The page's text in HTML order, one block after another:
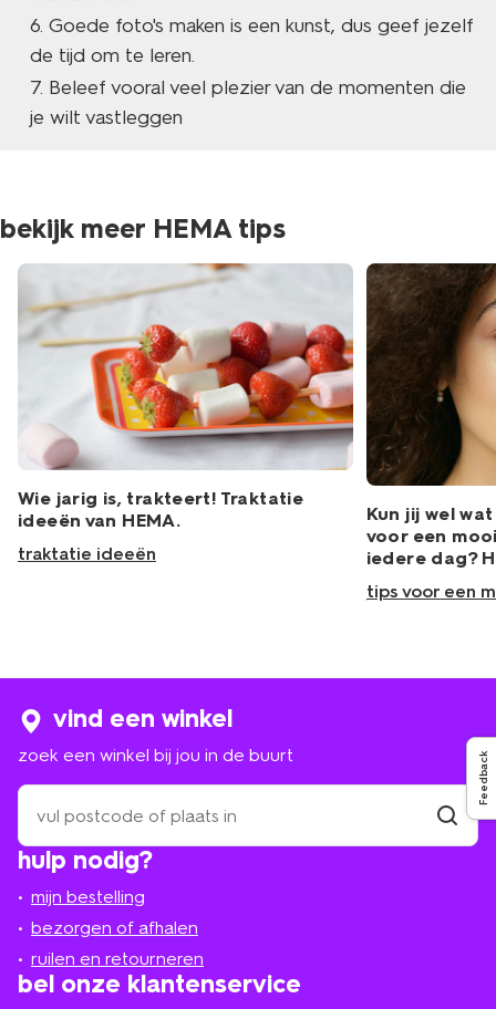
Goede foto's maken is een kunst, dus geef jezelf
de tijd om te leren.
Beleef vooral veel plezier van de momenten die
je wilt vastleggen
bekijk meer HEMA tips
Wie jarig is, trakteert! Traktatie
ideeën van HEMA.
traktatie ideeën
Kun jij wel
voor een
iedere dag?
tips voor een
hulp nodig?
mijn bestelling
bezorgen of afhalen
ruilen en retourneren
bel onze klantenservice
vind een winkel
zoek een winkel bij jou in de buurt
zoek
een
winkel
bij
in
de
buurt
vind
Feedback